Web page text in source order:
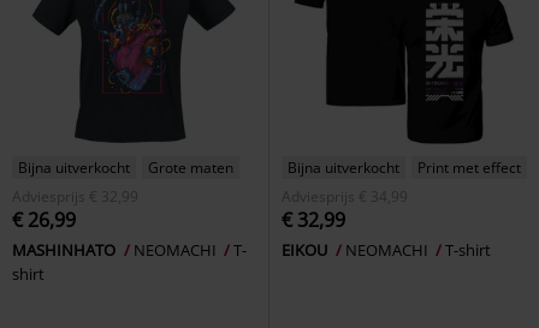
Bijna uitverkocht
Grote maten
Adviesprijs
€ 32,99
€ 26,99
MASHINHATO NEOMACHI
T-
shirt
Bijna uitverkocht
Print met effect
Adviesprijs
€ 34,99
€ 32,99
EIKOU NEOMACHI T-shirt